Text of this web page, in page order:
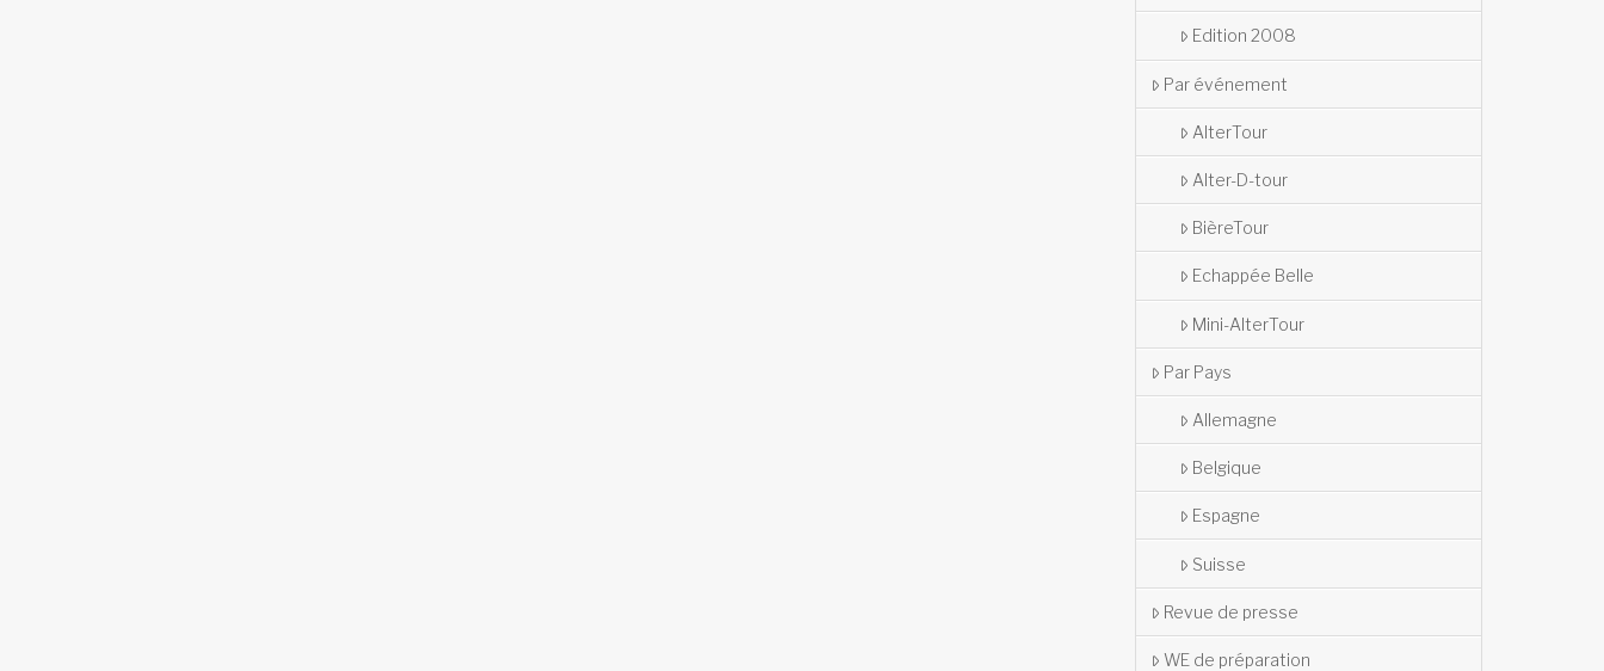
Edition 2008
Par événement
AlterTour
Alter-D-tour
BièreTour
Echappée Belle
Mini-AlterTour
Par Pays
Allemagne
Belgique
Espagne
Suisse
Revue de presse
WE de préparation